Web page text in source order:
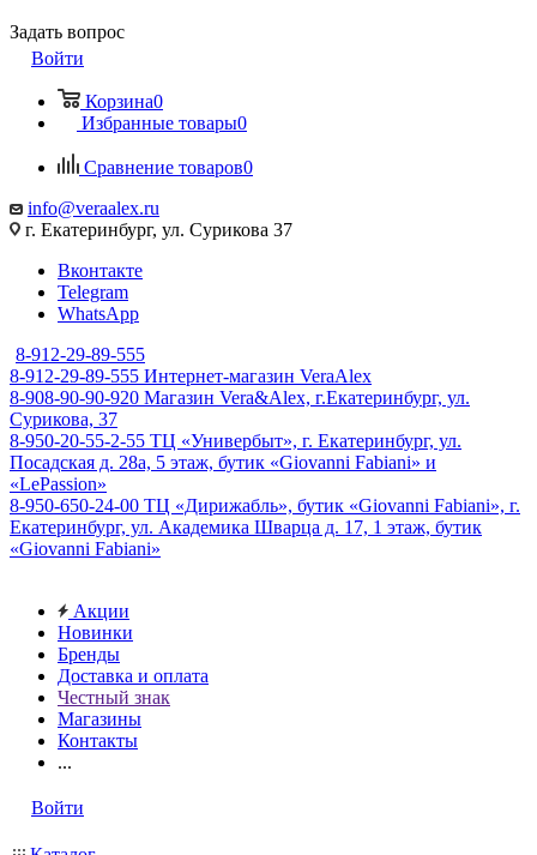
Задать вопрос
Войти
Корзина0
Избранные товары0
Сравнение товаров0
info@veraalex.ru
г. Екатеринбург, ул. Сурикова 37
Вконтакте
Telegram
WhatsApp
8-912-29-89-555
8-912-29-89-555 Интернет-магазин VeraAlex
8-908-90-90-920 Магазин Vera&Alex, г.Екатеринбург, ул.
Сурикова, 37
8-950-20-55-2-55 ТЦ «Универбыт», г. Екатеринбург, ул.
Посадская д. 28а, 5 этаж, бутик «Giovanni Fabiani» и
«LePassion»
8-950-650-24-00 ТЦ «Дирижабль», бутик «Giovanni Fabiani», г.
Екатеринбург, ул. Академика Шварца д. 17, 1 этаж, бутик
«Giovanni Fabiani»
Акции
Новинки
Бренды
Доставка и оплата
Честный знак
Магазины
Контакты
...
Войти